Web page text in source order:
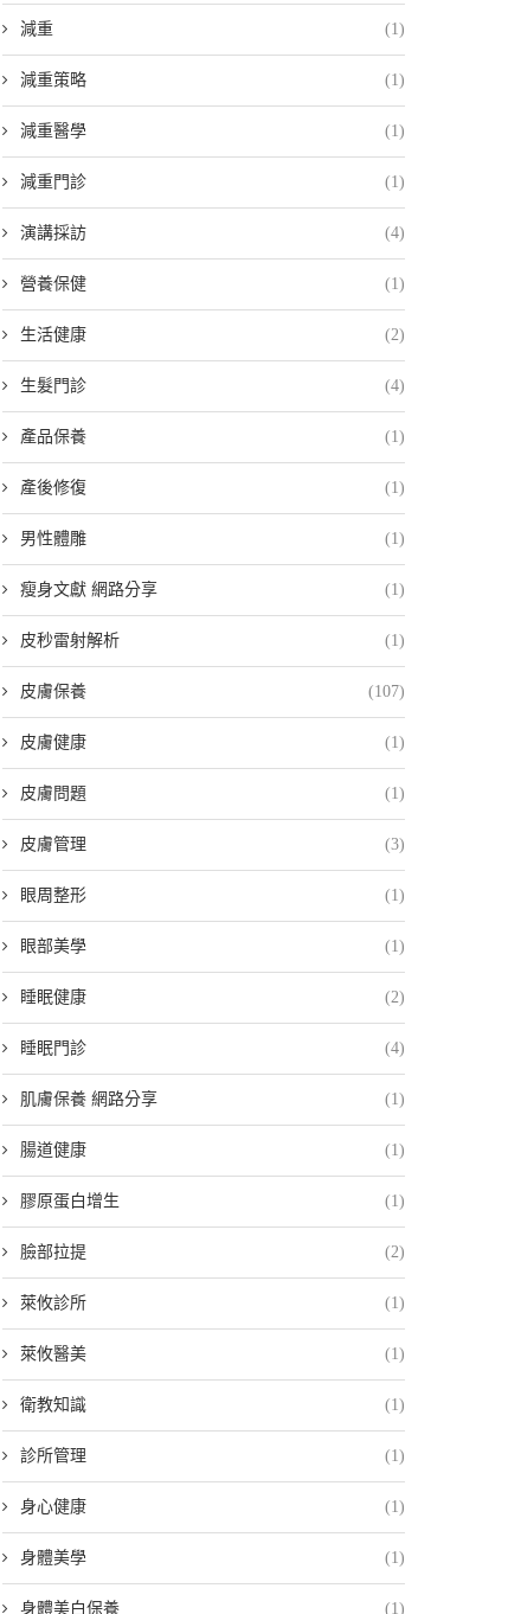
29 6 月, 2026 28 6 月, 2026
減重 (1)
減重策略 (1)
減重醫學 (1)
減重門診 (1)
演講採訪 (4)
營養保健 (1)
生活健康 (2)
生髮門診 (4)
產品保養 (1)
產後修復 (1)
男性體雕 (1)
瘦身文獻 網路分享 (1)
皮秒雷射解析 (1)
皮膚保養 (107)
皮膚健康 (1)
皮膚問題 (1)
皮膚管理 (3)
眼周整形 (1)
眼部美學 (1)
睡眠健康 (2)
睡眠門診 (4)
肌膚保養 網路分享 (1)
腸道健康 (1)
膠原蛋白增生 (1)
臉部拉提 (2)
萊攸診所 (1)
萊攸醫美 (1)
衛教知識 (1)
診所管理 (1)
身心健康 (1)
身體美學 (1)
身體美白保養 (1)